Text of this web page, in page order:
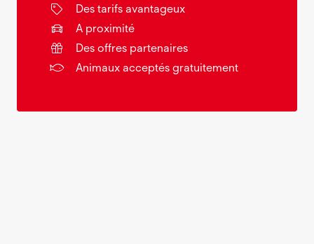
Des tarifs avantageux
A proximité
Des offres partenaires
Animaux acceptés gratuitement